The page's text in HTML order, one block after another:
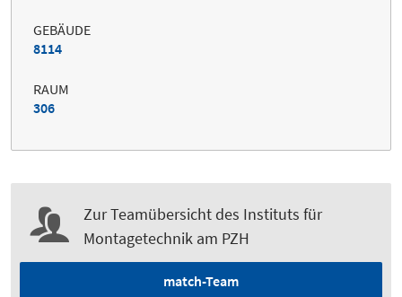
GEBÄUDE
8114
RAUM
306
Zur Teamübersicht des Instituts für
Montagetechnik am PZH
match-Team